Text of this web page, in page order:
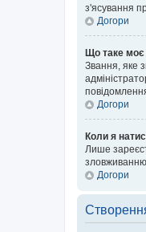
з'ясування
Догори
Що таке моє
Звання, яке
Догори
Коли я
Лише
Догори